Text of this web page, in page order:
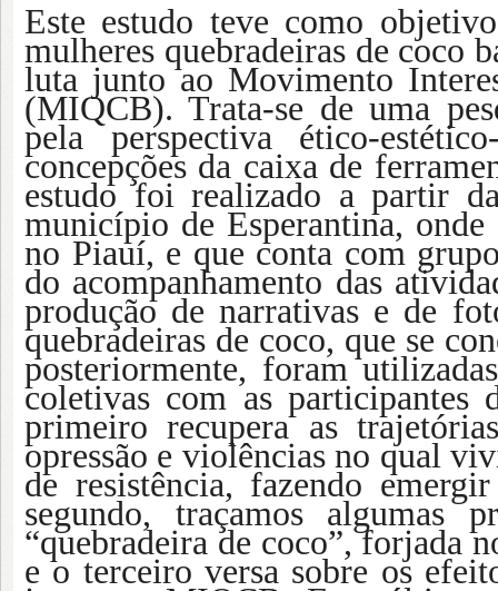
Este estudo teve como
mulheres quebradeiras de coco
luta junto ao Movimento
(MIQCB). Trata-se de uma
pela perspectiva ético-
concepções da caixa de
estudo foi realizado a partir
município de Esperantina,
no Piauí, e que conta com
do acompanhamento das
produção de narrativas e de
quebradeiras de coco, que se
posteriormente, foram
coletivas com as participantes
primeiro recupera as
opressão e violências no qual
de resistência, fazendo
segundo, traçamos algumas
“quebradeira de coco”, forjada
e o terceiro versa sobre os